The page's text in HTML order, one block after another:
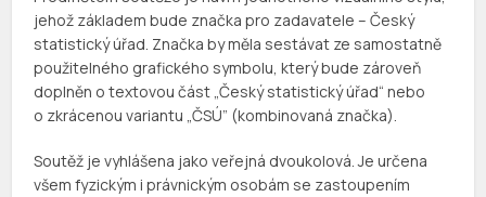
jehož základem bude značka pro zadavatele – Český
statistický úřad. Značka by měla sestávat ze samostatně
použitelného grafického symbolu, který bude zároveň
doplněn o textovou část „Český statistický úřad“ nebo
o zkrácenou variantu „ČSÚ” (kombinovaná značka).
Soutěž je vyhlášena jako veřejná dvoukolová. Je určena
všem fyzickým i právnickým osobám se zastoupením